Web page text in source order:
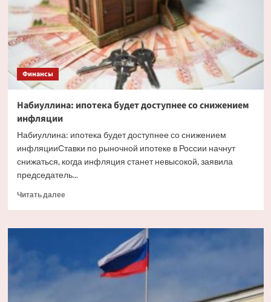
курс
рубля
Финансы
Набиуллина: ипотека будет доступнее со снижением
инфляции
Набиуллина: ипотека будет доступнее со снижением
инфляцииСтавки по рыночной ипотеке в России начнут
снижаться, когда инфляция станет невысокой, заявила
председатель...
Читать далееПрочитать
Набиуллина:
доступнее
со